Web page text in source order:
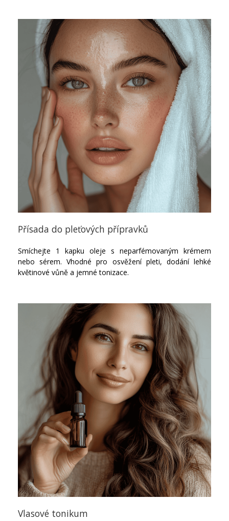
Přísada do pleťových přípravků
Smíchejte 1 kapku oleje s neparfémovaným krémem
nebo sérem. Vhodné pro osvěžení pleti, dodání lehké
květinové vůně a jemné tonizace.
Vlasové tonikum